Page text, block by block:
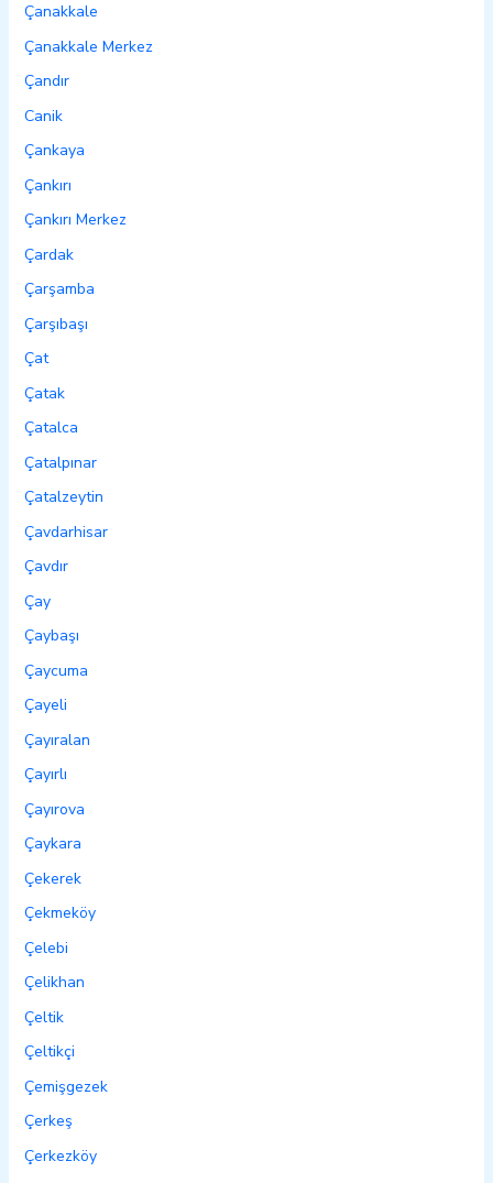
Çanakkale
Çanakkale Merkez
Çandır
Canik
Çankaya
Çankırı
Çankırı Merkez
Çardak
Çarşamba
Çarşıbaşı
Çat
Çatak
Çatalca
Çatalpınar
Çatalzeytin
Çavdarhisar
Çavdır
Çay
Çaybaşı
Çaycuma
Çayeli
Çayıralan
Çayırlı
Çayırova
Çaykara
Çekerek
Çekmeköy
Çelebi
Çelikhan
Çeltik
Çeltikçi
Çemişgezek
Çerkeş
Çerkezköy